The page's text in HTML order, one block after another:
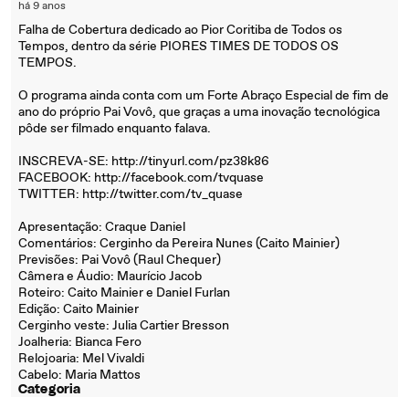
há 9 anos
Falha de Cobertura dedicado ao Pior Coritiba de Todos os
Tempos, dentro da série PIORES TIMES DE TODOS OS
TEMPOS.
O programa ainda conta com um Forte Abraço Especial de fim de
ano do próprio Pai Vovô, que graças a uma inovação tecnológica
pôde ser filmado enquanto falava.
INSCREVA-SE: http://tinyurl.com/pz38k86
FACEBOOK: http://facebook.com/tvquase
TWITTER: http://twitter.com/tv_quase
Apresentação: Craque Daniel
Comentários: Cerginho da Pereira Nunes (Caito Mainier)
Previsões: Pai Vovô (Raul Chequer)
Câmera e Áudio: Maurício Jacob
Roteiro: Caito Mainier e Daniel Furlan
Edição: Caito Mainier
Cerginho veste: Julia Cartier Bresson
Joalheria: Bianca Fero
Relojoaria: Mel Vivaldi
Cabelo: Maria Mattos
Categoria